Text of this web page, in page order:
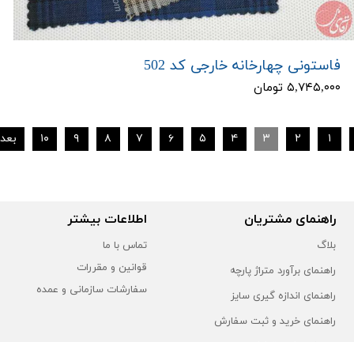
فاستونی چهارخانه خارجی کد 502
۵,۷۴۵,۰۰۰ تومان
۱ ۲ ۳ ۴ ۵ ۶ ۷ ۸ ۹ ۱۰
راهنمای مشتریان
بلاگ
راهنمای برآورد متراژ پارچه
راهنمای اندازه گیری سایز
راهنمای خرید و ثبت سفارش
اطلاعات بیشتر
تماس با ما
قوانین و مقررات
سفارشات سازمانی و عمده